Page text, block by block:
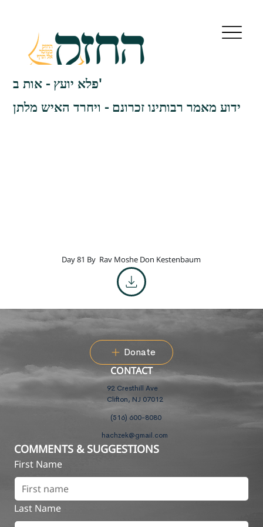
פלא יועץ - אות ב'
ידוע מאמר רבותינו זכרונם - ויחרד האיש מלתן
Day 81 By Rav Moshe Don Kestenbaum
Donate
CONTACT
92 Cresthill Ave
Clifton, NJ 07012
(516) 600-8080
hachzek@gmail.com
COMMENTS & SUGGESTIONS
First Name
Last Name